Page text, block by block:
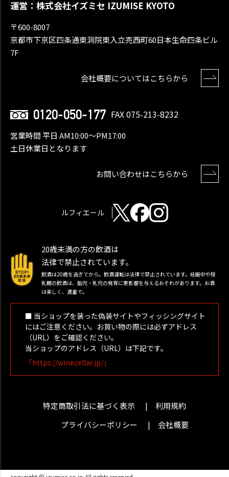
運営：株式会社イズミセ IZUMISE KYOTO
〒600-8007
京都市下京区四条通東洞院東入立売西町60日本生命四条ビル
7F
会社概要についてはこちらから
0120-050-177 FAX 075-213-8232
営業時間 平日 AM10:00〜PM17:00
土日休業日となります
お問い合わせはこちらから
ルフィエール
20歳未満の方の飲酒は
法律で禁止されています。
飲酒は20歳を過ぎてから。飲酒運転は法律で禁止されています。妊娠中や授
乳期の飲酒は、胎児・乳児の発育に悪影響を与えるおそれがあります。お酒
は楽しく、適量で。
■ 当ショップを装った偽装サイトやフィッシングサイト
にはご注意ください。お買い物の際には必ずアドレス
（URL）をご確認ください。
当ショップのアドレス（URL）は下記です。
「https://winecellar.jp/」
特定商取引法に基づく表示
利用規約
プライバシーポリシー
会社概要